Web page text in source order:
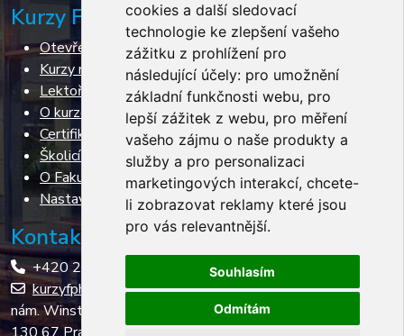
cookies a další sledovací
technologie ke zlepšení vašeho
zážitku z prohlížení pro
následující účely: pro umožnění
základní funkčnosti webu, pro
lepší zážitek z webu, pro měření
vašeho zájmu o naše produkty a
služby a pro personalizaci
marketingových interakcí, chcete-
li zobrazovat reklamy které jsou
pro vás relevantnější.
Souhlasím
Odmítám
Kurzy FPH VŠE
Otevřené kurzy
Kurzy na míru
Lektoři
O kurzech
Certifikace
Školicí prostory
O Fakultě podnikohospodářské
Nastavení cookies
Kontakt
+420 224 098 211
kurzyfph@vse.cz
nám. Winstona Churchilla 4
130 67 Praha 3